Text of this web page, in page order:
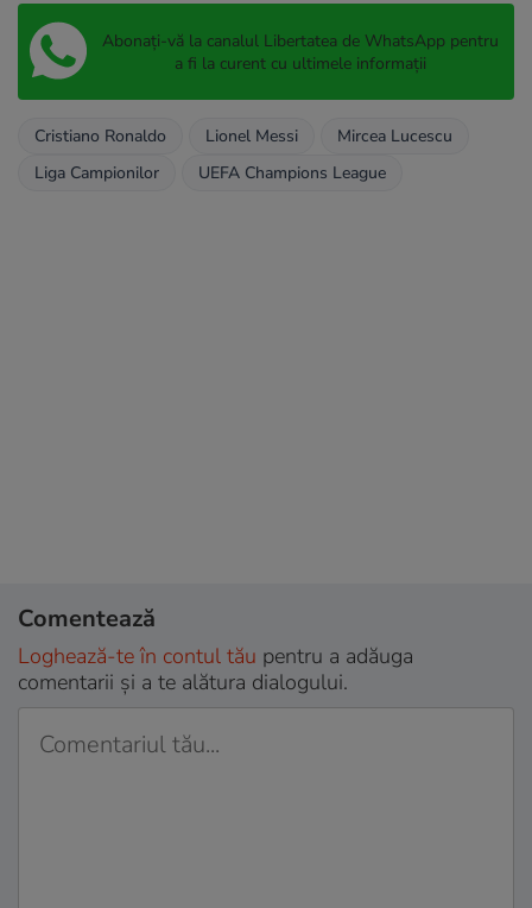
Abonați-vă la canalul Libertatea de WhatsApp pentru
a fi la curent cu ultimele informații
Cristiano Ronaldo Lionel Messi
Mircea Lucescu
Liga Campionilor
UEFA Champions League
Comentează
Loghează-te în contul tău pentru a adăuga
comentarii și a te alătura dialogului.